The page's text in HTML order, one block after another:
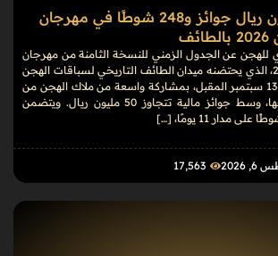
أكثر من 50 مليون ريال جوائز و248 شوطًا في مهرجان
للهجن عن الجدول الزمني للنسخة الثامنة من مهرجان
ولي العهد للهجن 2026، الذي يحتضنه ميدان الطائف التاريخي لسباقات الهجن
خلال الفترة من 3 إلى 13 سبتمبر المقبل، بمشاركة واسعة من ملاك الهجن من
داخل المملكة وخارجها، وسط جوائز مالية تتجاوز 50 مليون ريال. ويتضمن
2026 17٬563